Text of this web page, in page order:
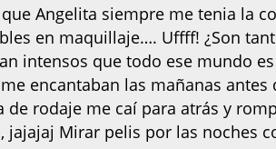
Angelita siempre me tenia la
en maquillaje…. Uffff! ¿Son
intensos que todo ese mundo
encantaban las mañanas
de rodaje me caí para atrás y
jajajaj Mirar pelis por las noches